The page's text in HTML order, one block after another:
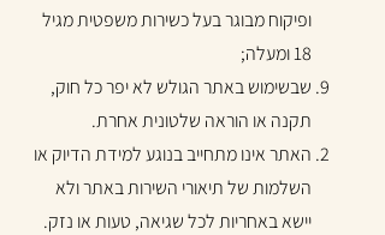
ופיקוח מבוגר בעל כשירות משפטית מגיל
18 ומעלה;
שבשימוש באתר הגולש לא יפר כל חוק,
תקנה או הוראה שלטונית אחרת.
האתר אינו מתחייב בנוגע למידת הדיוק או
השלמות של תיאורי השירות באתר ולא
יישא באחריות לכל שגיאה, טעות או נזק.